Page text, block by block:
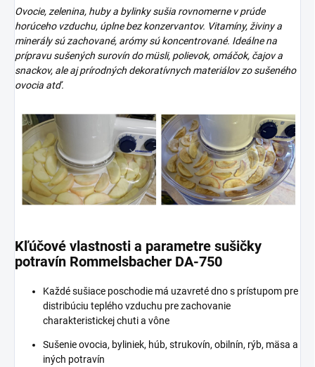
Ovocie, zelenina, huby a bylinky sušia rovnomerne v prúde
horúceho vzduchu, úplne bez konzervantov. Vitamíny, živiny a
minerály sú zachované, arómy sú koncentrované. Ideálne na
prípravu sušených surovín do müsli, polievok, omáčok, čajov a
snackov, ale aj prírodných dekoratívnych materiálov zo sušeného
ovocia atď.
Kľúčové vlastnosti a parametre sušičky
potravín Rommelsbacher DA-750
Každé sušiace poschodie má uzavreté dno s prístupom pre
distribúciu teplého vzduchu pre zachovanie
charakteristickej chuti a vône
Sušenie ovocia, byliniek, húb, strukovín, obilnín, rýb, mäsa a
iných potravín